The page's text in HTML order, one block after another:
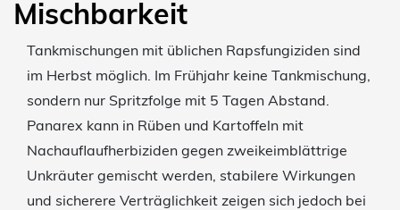
Mischbarkeit
Tankmischungen mit üblichen Rapsfungiziden sind
im Herbst möglich. Im Frühjahr keine Tankmischung,
sondern nur Spritzfolge mit 5 Tagen Abstand.
Panarex kann in Rüben und Kartoffeln mit
Nachauflaufherbiziden gegen zweikeimblättrige
Unkräuter gemischt werden, stabilere Wirkungen
und sicherere Verträglichkeit zeigen sich jedoch bei